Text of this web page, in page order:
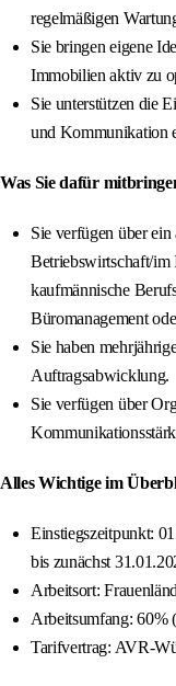
regelmäßigen
Sie bringen eigene
Immobilien aktiv zu
Sie unterstützen die
und Kommunikation
Was Sie dafür
Sie verfügen über ein
Betriebswirtschaft/im
kaufmännische
Büromanagement
Sie haben
Auftragsabwicklung.
Sie verfügen über
Alles Wichtige im
Einstiegszeitpunkt:
bis zunächst
Arbeitsort:
Arbeitsumfang: 60%
Tarifvertrag: AVR-